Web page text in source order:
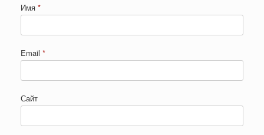
Имя *
Email *
Сайт